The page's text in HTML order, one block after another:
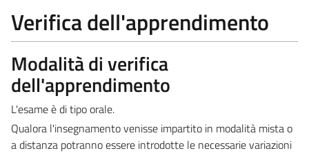
Verifica dell'apprendimento
Modalità di verifica
dell'apprendimento
L'esame è di tipo orale.
Qualora l'insegnamento venisse impartito in modalità mista o
a distanza potranno essere introdotte le necessarie variazioni